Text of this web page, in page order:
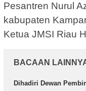
Pesantren Nurul
kabupaten
Ketua JMSI Riau
BACAAN
Dihadiri Dewan